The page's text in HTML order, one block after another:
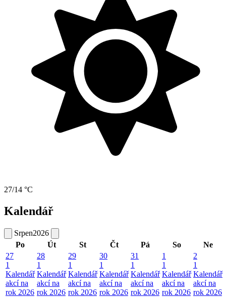
27/14 °C
Kalendář
Srpen2026
Po
Út St Čt Pá So
Ne
27
1
Kalendář
akcí na
rok 2026
28
1
Kalendář
akcí na
rok 2026
29
1
Kalendář
akcí na
rok 2026
30
1
Kalendář
akcí na
rok 2026
31
1
Kalendář
akcí na
rok 2026
1
1
Kalendář
akcí na
rok 2026
2
1
Kalendář
akcí na
rok 2026